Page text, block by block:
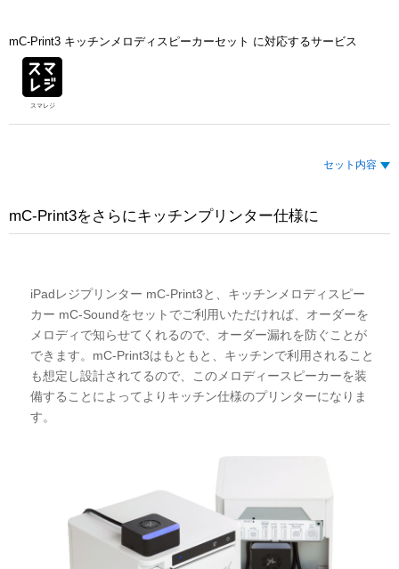
mC-Print3 キッチンメロディスピーカーセット に対応するサービス
スマレジ
セット内容
mC-Print3をさらにキッチンプリンター仕様に
iPadレジプリンター mC-Print3と、キッチンメロディスピー
カー mC-Soundをセットでご利用いただければ、オーダーを
メロディで知らせてくれるので、オーダー漏れを防ぐことが
できます。mC-Print3はもともと、キッチンで利用されること
も想定し設計されてるので、このメロディースピーカーを装
備することによってよりキッチン仕様のプリンターになりま
す。